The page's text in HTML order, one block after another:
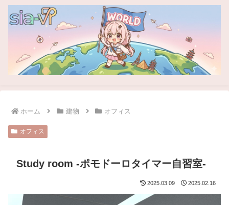
ホーム 建物 オフィス
オフィス
Study room -ポモドーロタイマー自習室-
2025.03.09 2025.02.16